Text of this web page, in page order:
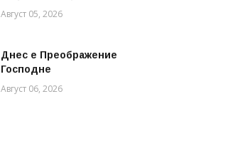
Август 05, 2026
Днес е Преображение
Господне
Август 06, 2026